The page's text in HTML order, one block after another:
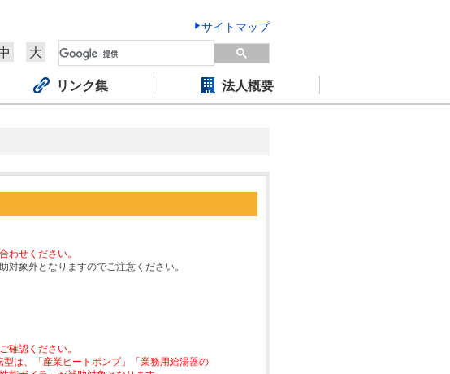
サイトマップ
大
リンク集 法人概要
わせください。
象外となりますのでご注意ください。
確認ください。
は、「産業ヒートポンプ」「業務用給湯器の